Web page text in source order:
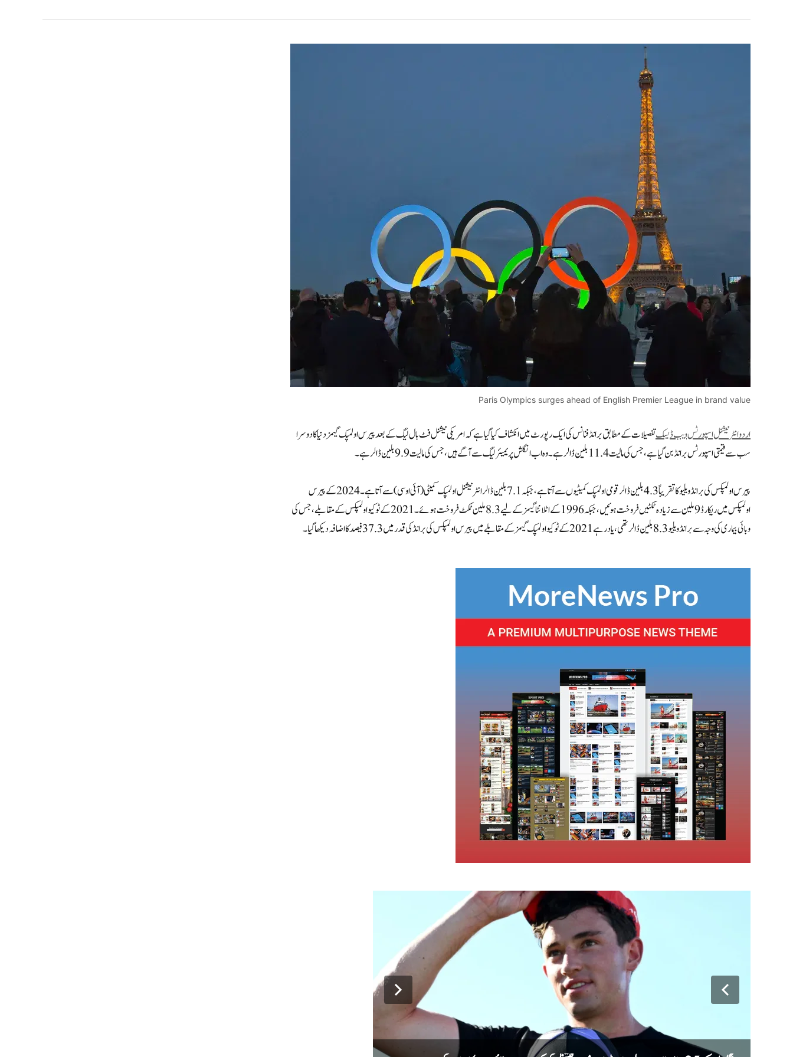
Paris Olympics surges ahead of English Premier League in brand value
اردو انٹرنیشنل اسپورٹس ویب ڈیسکتفصیلات کے مطابق برانڈ فنانس کی ایک رپورٹ میں انکشاف کیا گیا ہے کہ امریکی نیشنل فٹ بال لیگ کے بعد پیرس اولمپک گیمز دنیا کا دوسرا
سب سے قیمتی اسپورٹس برانڈ بن گیا ہے، جس کی مالیت 11.4 بلین ڈالر ہے۔ وہ اب انگلش پریمیئر لیگ سے آگے ہیں، جس کی مالیت 9.9 بلین ڈالر ہے۔
پیرس اولمپکس کی برانڈ ویلیو کا تقریباً 4.3 بلین ڈالر قومی اولمپک کمیٹیوں سے آتا ہے، جبکہ 7.1 بلین ڈالرانٹرنیشنل اولمپک کمیٹی (آئی او سی) سے آتا ہے۔ 2024 کے پیرس
اولمپکس میں ریکارڈ 9 ملین سے زیادہ ٹکٹیں فروخت ہوئیں ، جبکہ 1996 کے اٹلانٹا گیمز کے لیے 8.3 ملین ٹکٹ فروخت ہوئے۔ 2021 کے ٹوکیو اولمپکس کے مقابلے، جس کی
وبائی بیماری کی وجہ سے برانڈ ویلیو 8.3 بلین ڈالر تھی، یاد رہے 2021 کے ٹوکیو اولمپک گیمز کے مقابلے میں پیرس اولمپکس کی برانڈ کی قدر میں 37.3 فیصد کا اضافہ دیکھا گیا۔